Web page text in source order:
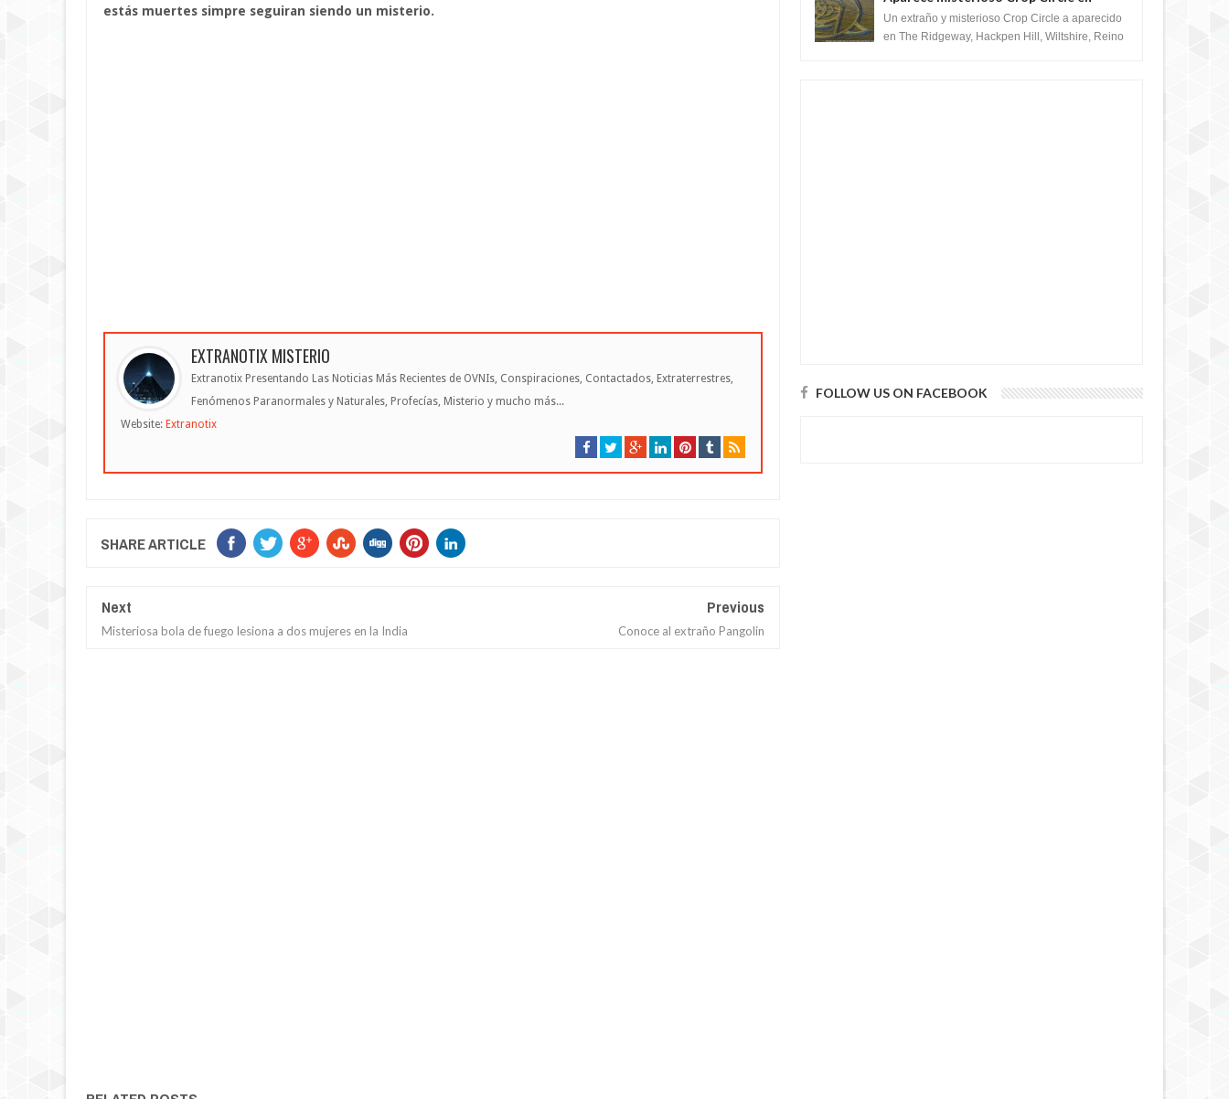
estás muertes simpre seguiran siendo un misterio.
EXTRANOTIX MISTERIO
Extranotix Presentando Las Noticias Más Recientes de OVNIs, Conspiraciones, Contactados, Extraterrestres,
Fenómenos Paranormales y Naturales, Profecías, Misterio y mucho más...
Website: Extranotix
SHARE ARTICLE
Next
Misteriosa bola de fuego lesiona a dos mujeres en la India
Previous
Conoce al extraño Pangolin
Reino Unido 23 de junio 2016
Un extraño y misterioso Crop Circle a aparecido
en The Ridgeway, Hackpen Hill, Wiltshire, Reino
FOLLOW US ON FACEBOOK